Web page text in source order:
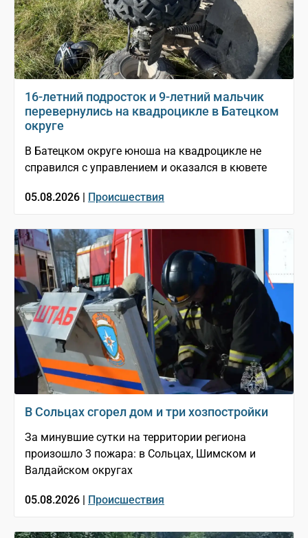
16-летний подросток и 9-летний мальчик
перевернулись на квадроцикле в Батецком
округе
В Батецком округе юноша на квадроцикле не
справился с управлением и оказался в кювете
05.08.2026 | Происшествия
В Сольцах сгорел дом и три хозпостройки
За минувшие сутки на территории региона
произошло 3 пожара: в Сольцах, Шимском и
Валдайском округах
05.08.2026 | Происшествия